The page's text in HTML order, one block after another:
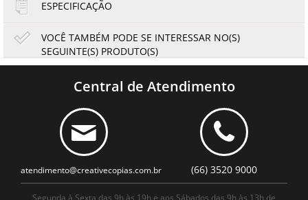
ESPECIFICAÇÃO
VOCÊ TAMBÉM PODE SE INTERESSAR NO(S)
SEGUINTE(S) PRODUTO(S)
ML2010 | Katun Performance | 80g
R$24,51
R$12,26 no cartão
R$22,79
no boleto à vista
Central de Atendimento
atendimento@creativecopias.com.br (66) 3520 9000
Segunda à Sexta das 9h às 19h e aos Sábados das 9h às 13h de